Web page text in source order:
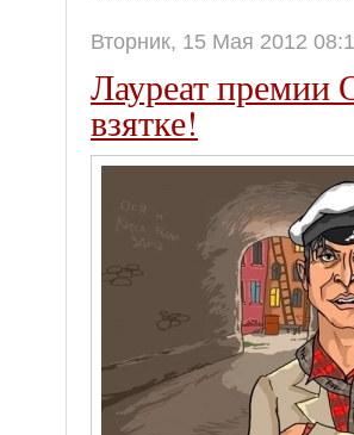
Вторник, 15 Мая 2012
Лауреат
взятке!